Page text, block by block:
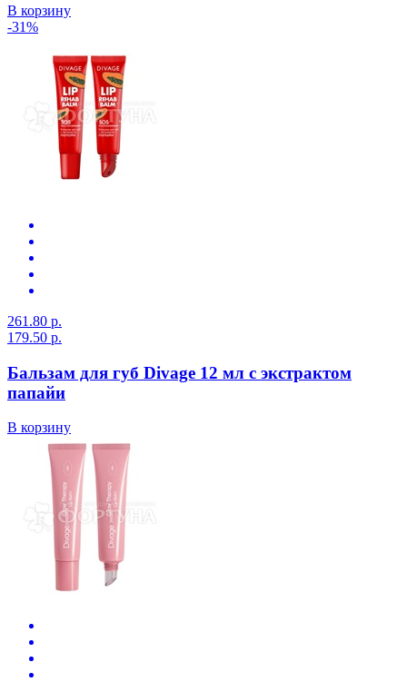
В корзину
-31%
261.80 р.
179.50 р.
Бальзам для губ Divage 12 мл с экстрактом
папайи
В корзину